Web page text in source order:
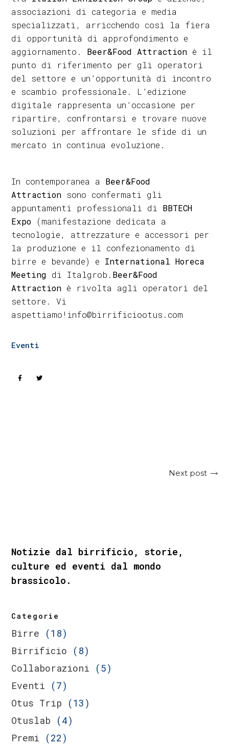
associazioni di categoria e media
specializzati, arricchendo così la fiera
di opportunità di approfondimento e
aggiornamento. Beer&Food Attraction è il
punto di riferimento per gli operatori
del settore e un’opportunità di incontro
e scambio professionale. L’edizione
digitale rappresenta un’occasione per
ripartire, confrontarsi e trovare nuove
soluzioni per affrontare le sfide di un
mercato in continua evoluzione.
In contemporanea a Beer&Food
Attraction sono confermati gli
appuntamenti professionali di BBTECH
Expo
(manifestazione dedicata a
tecnologie, attrezzature e accessori per
la produzione e il confezionamento di
birre e bevande) e International Horeca
Meeting di Italgrob. Beer&Food
Attraction è rivolta agli operatori del
settore. Vi
aspettiamo!info@birrificiootus.com
Eventi
Next post
Notizie dal birrificio, storie,
culture ed eventi dal mondo
brassicolo.
Categorie
Birre (18)
Birrificio (8)
Collaborazioni (5)
Eventi (7)
Otus Trip (13)
Otuslab (4)
Premi (22)